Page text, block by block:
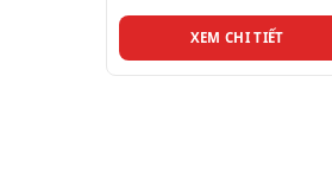
XEM CHI TIẾT